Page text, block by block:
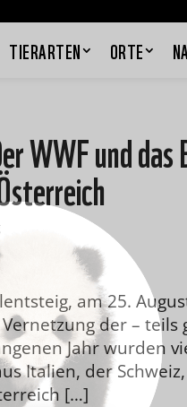
TIERARTEN ORTE
WWF und
am 25.
der –
Jahr wurden
Italien, der
[…]